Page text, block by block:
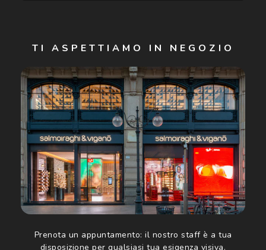
Cliccando su "Iscriviti", confermo di avere più di 16 anni e
acconsento all'utilizzo dei miei Dati Personali da parte di
Luxottica Group S.p.A. per l'invio di offerte speciali, novità
ed altre comunicazioni di carattere pubblicitario (consultare
Informativa sulla privacyper ulteriori informazioni).
TI ASPETTIAMO IN NEGOZIO
Prenota un appuntamento: il nostro staff è a tua
disposizione per qualsiasi tua esigenza visiva.